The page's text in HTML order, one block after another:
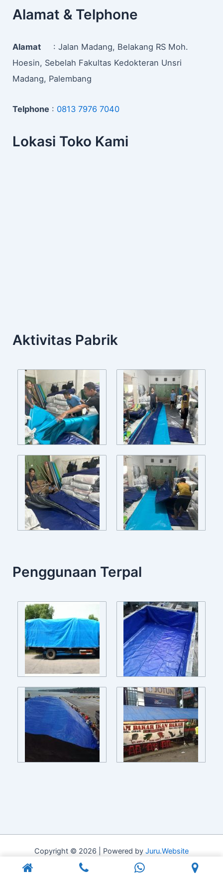
Alamat & Telphone
Alamat : Jalan Madang, Belakang RS Moh.
Hoesin, Sebelah Fakultas Kedokteran Unsri
Madang, Palembang
Telphone : 0813 7976 7040
Lokasi Toko Kami
Aktivitas Pabrik
Penggunaan Terpal
Copyright © 2026 | Powered by Juru.Website